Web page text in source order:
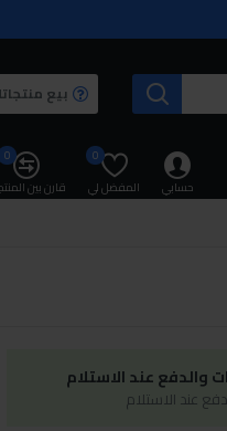
بيع
حسابي المفضل لي
0
قارن بين
0
عند الاستلام
عند الاستلام